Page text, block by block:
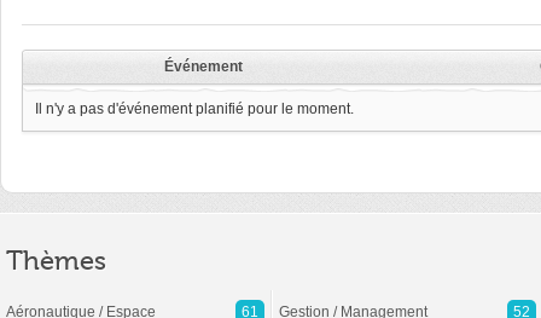
Événement
Il n'y a pas d'événement planifié pour le moment.
Thèmes
Aéronautique / Espace
61
Gestion / Management
52